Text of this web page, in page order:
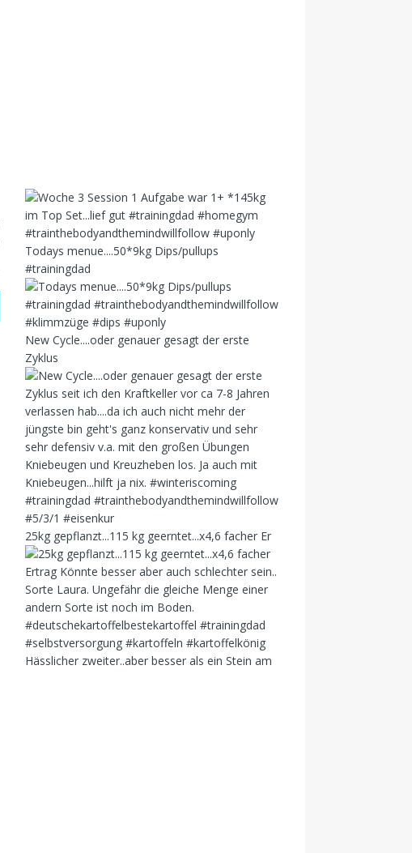
Todays menue....50*9kg Dips/pullups
#trainingdad
New Cycle....oder genauer gesagt der erste
Zyklus
25kg gepflanzt...115 kg geerntet...x4,6 facher Er
Hässlicher zweiter..aber besser als ein Stein am